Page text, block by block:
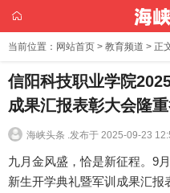
当前位置： 网站首页 > 教育频道 > 正
信阳科技职业学院
成果汇报表彰大会隆
海峡头条 .发布于 2025-09-23
九月金风盛，恰是新征程。9
新生开学典礼暨军训成果汇报